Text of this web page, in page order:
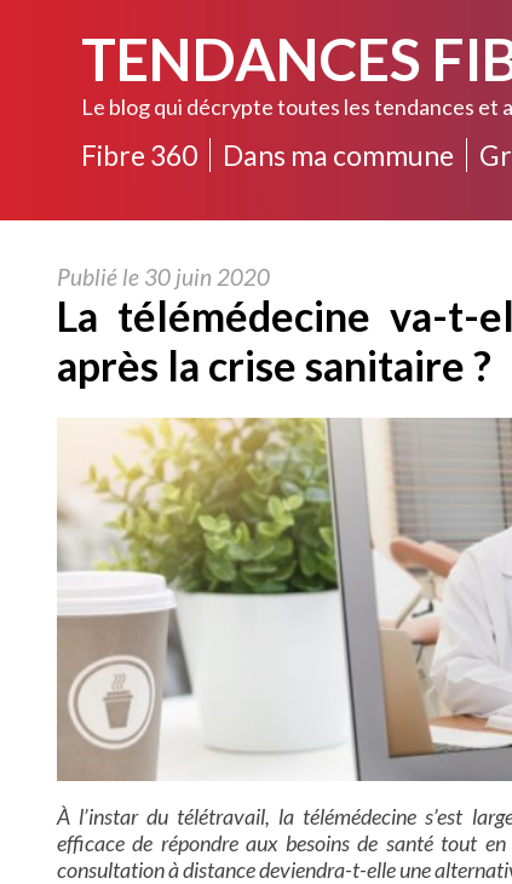
TENDANCES
Le blog qui décrypte toutes les tendances et
Fibre 360 Dans ma commune
Publié le 30 juin 2020
La télémédecine va-t-
après la crise sanitaire ?
À l’instar du télétravail, la télémédecine s’est
efficace de répondre aux besoins de santé tout
consultation à distance deviendra-t-elle une